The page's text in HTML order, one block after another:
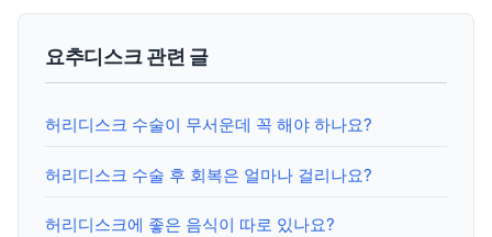
요추디스크 관련 글
허리디스크 수술이 무서운데 꼭 해야 하나요?
허리디스크 수술 후 회복은 얼마나 걸리나요?
허리디스크에 좋은 음식이 따로 있나요?